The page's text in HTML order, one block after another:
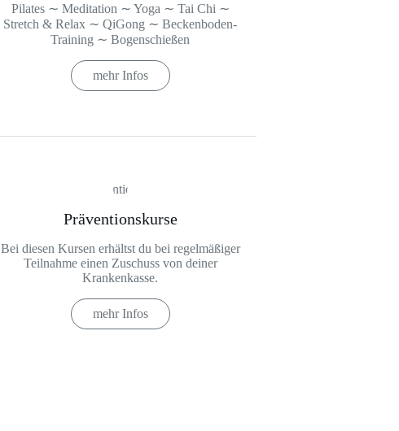
Pilates ∼ Meditation ∼ Yoga ∼ Tai Chi ∼
Stretch & Relax ∼ QiGong ∼ Beckenboden-
Training ∼ Bogenschießen
mehr Infos
Präventionskurse
Bei diesen Kursen erhältst du bei regelmäßiger
Teilnahme einen Zuschuss von deiner
Krankenkasse.
mehr Infos